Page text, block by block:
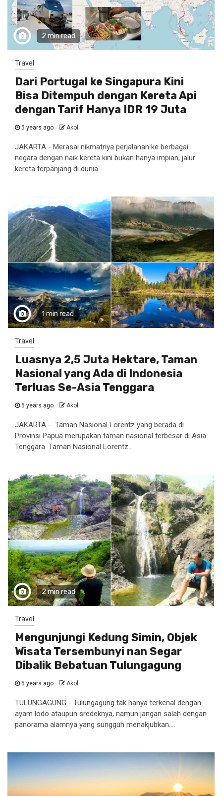
2 min read
Travel
Dari Portugal ke Singapura Kini
Bisa Ditempuh dengan Kereta Api
dengan Tarif Hanya IDR 19 Juta
5 years ago Akol
JAKARTA - Merasai nikmatnya perjalanan ke berbagai
negara dengan naik kereta kini bukan hanya impian, jalur
kereta terpanjang di dunia...
1 min read
Travel
Luasnya 2,5 Juta Hektare, Taman
Nasional yang Ada di Indonesia
Terluas Se-Asia Tenggara
5 years ago Akol
JAKARTA - Taman Nasional Lorentz yang berada di
Provinsi Papua merupakan taman nasional terbesar di Asia
Tenggara. Taman Nasional Lorentz...
2 min read
Travel
Mengunjungi Kedung Simin, Objek
Wisata Tersembunyi nan Segar
Dibalik Bebatuan Tulungagung
5 years ago Akol
TULUNGAGUNG - Tulungagung tak hanya terkenal dengan
ayam lodo ataupun sredeknya, namun jangan salah dengan
panorama alamnya yang sungguh menakjubkan....